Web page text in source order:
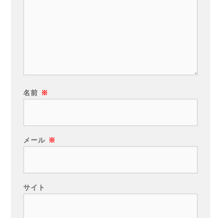
名前 ※
メール ※
サイト